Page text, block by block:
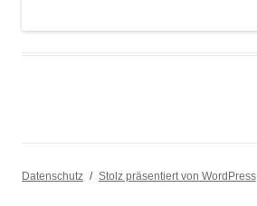
Datenschutz Stolz präsentiert von WordPress